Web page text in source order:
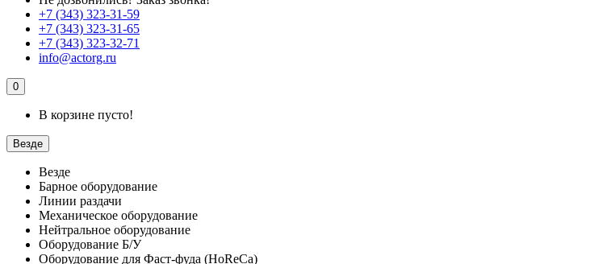
+7 (343) 323-31-59
+7 (343) 323-31-65
+7 (343) 323-32-71
info@actorg.ru
0
В корзине пусто!
Везде
Везде
Барное оборудование
Линии раздачи
Механическое оборудование
Нейтральное оборудование
Оборудование Б/У
Оборудование для Фаст-фуда (HoReCa)